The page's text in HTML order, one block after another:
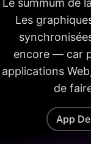
Reconnaissance des
modèles en
chandelier
Retracement Auto
Délai pour effectuer
Les
encore — car
applications
de
App